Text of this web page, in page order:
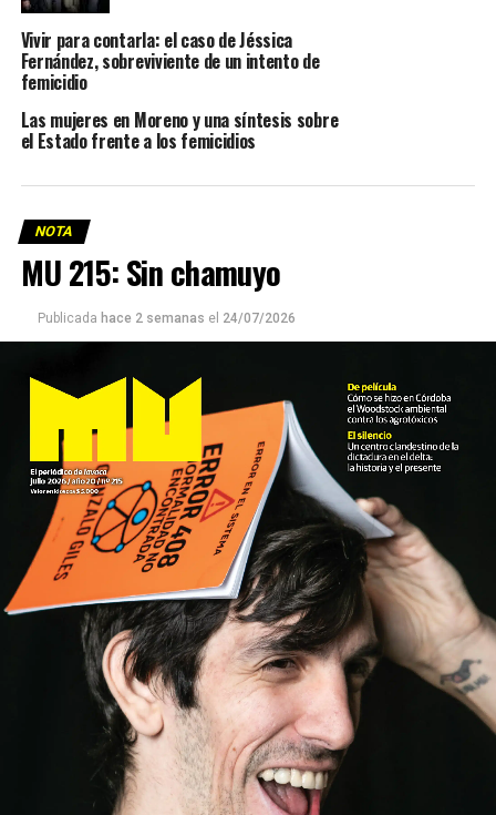
Vivir para contarla: el caso de Jéssica
Fernández, sobreviviente de un intento de
femicidio
Las mujeres en Moreno y una síntesis sobre
el Estado frente a los femicidios
NOTA
MU 215: Sin chamuyo
Publicada hace 2 semanas el 24/07/2026